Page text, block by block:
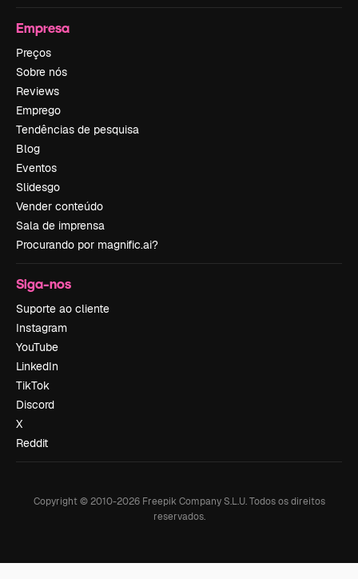
Empresa
Preços
Sobre nós
Reviews
Emprego
Tendências de pesquisa
Blog
Eventos
Slidesgo
Vender conteúdo
Sala de imprensa
Procurando por magnific.ai?
Siga-nos
Suporte ao cliente
Instagram
YouTube
LinkedIn
TikTok
Discord
X
Reddit
Copyright © 2010-2026Freepik Company S.L.U. Todos os direitos
reservados.